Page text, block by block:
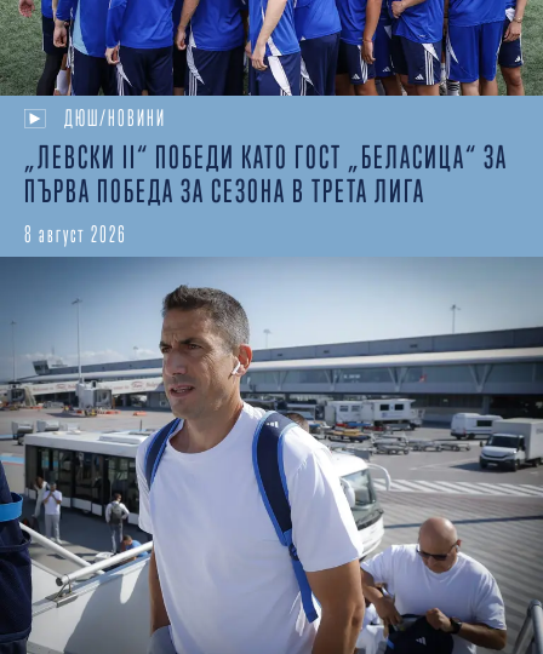
ДЮШ/НОВИНИ
„ЛЕВСКИ II“ ПОБЕДИ КАТО ГОСТ „БЕЛАСИЦА“ ЗА
ПЪРВА ПОБЕДА ЗА СЕЗОНА В ТРЕТА ЛИГА
8 август 2026